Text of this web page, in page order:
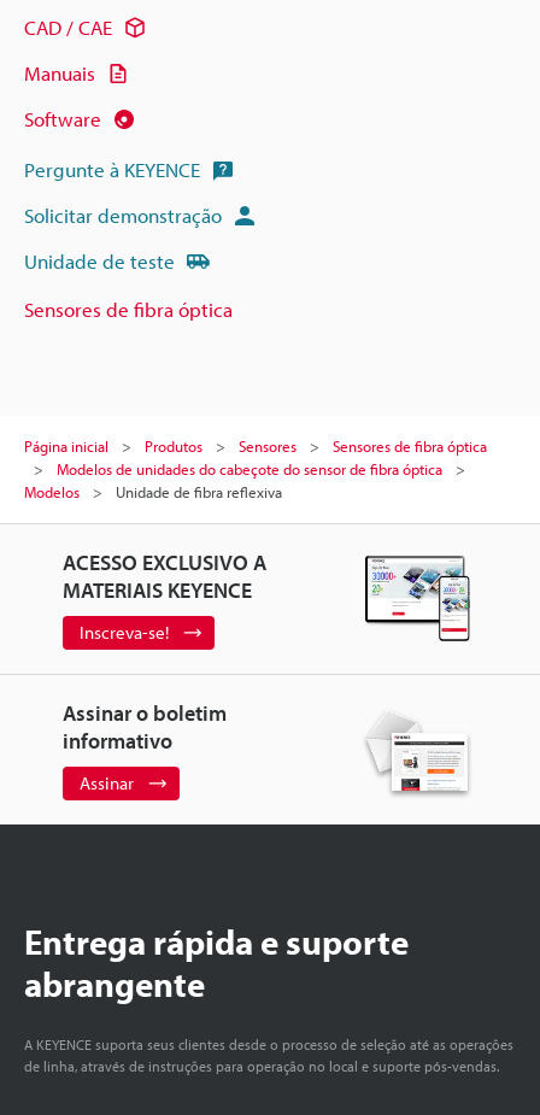
CAD / CAE
Manuais
Software
Pergunte à KEYENCE
Solicitar demonstração
Unidade de teste
Sensores de fibra óptica
Página inicial Produtos Sensores
Sensores de fibra óptica
Modelos de unidades do cabeçote do sensor de fibra óptica
Modelos
Unidade de fibra reflexiva
ACESSO EXCLUSIVO A
MATERIAIS KEYENCE
Inscreva-se!
Assinar o boletim
informativo
Assinar
Entrega rápida e suporte
abrangente
A KEYENCE suporta seus clientes desde o processo de seleção até as operações
de linha, através de instruções para operação no local e suporte pós-vendas.